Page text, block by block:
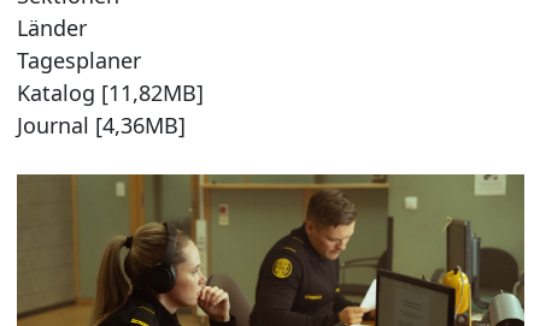
Länder
Tagesplaner
Katalog [11,82MB]
Journal [4,36MB]